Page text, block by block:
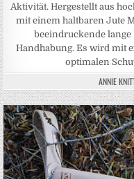
Aktivität. Hergestellt aus
mit einem haltbaren Jute
beeindruckende
Handhabung. Es wird mit
optimalen
ANNIE
Posted in